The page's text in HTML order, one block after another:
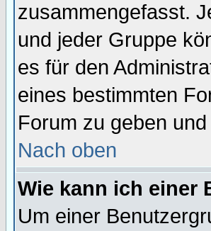
zusammengefasst.
und jeder Gruppe
es für den
eines bestimmten
Forum zu geben
Nach oben
Wie kann ich einer
Um einer